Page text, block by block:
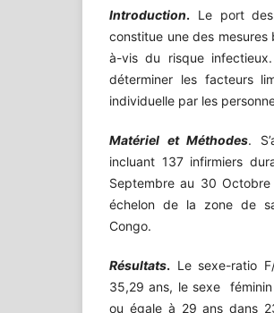
Introduction. Le port des
constitue une des
à-vis du risque
déterminer les facteurs
individuelle par les
Matériel et Méthodes.
incluant 137 infirmiers
Septembre au 30
échelon de la zone de
Congo.
Résultats. Le sexe-ratio
35,29 ans, le sexe
ou égale à 29 ans dans